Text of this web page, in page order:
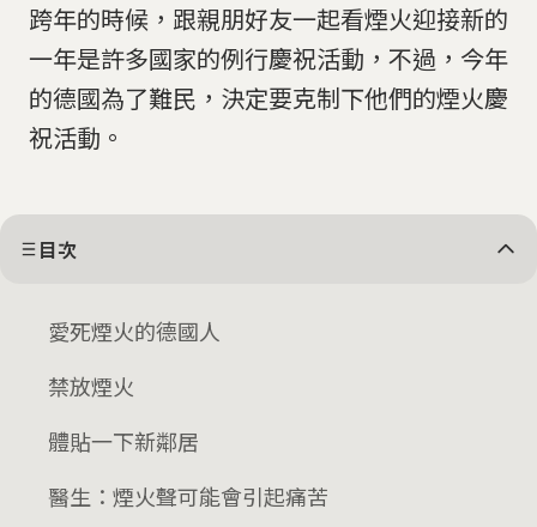
跨年的時候，跟親朋好友一起看煙火迎接新的
一年是許多國家的例行慶祝活動，不過，今年
的德國為了難民，決定要克制下他們的煙火慶
祝活動。
目次
愛死煙火的德國人
禁放煙火
體貼一下新鄰居
醫生：煙火聲可能會引起痛苦